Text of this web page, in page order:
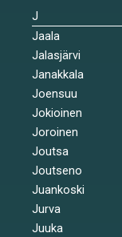
J
Jaala
Jalasjärvi
Janakkala
Joensuu
Jokioinen
Joroinen
Joutsa
Joutseno
Juankoski
Jurva
Juuka